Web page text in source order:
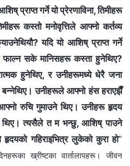
प्राप्त गर्ने यो प्रेरणाविना, तिमीहरू
कस्तो मनोवृत्तिले आफ्नो कर्तव्य
यदि यो आशिष्‌ प्राप्त गर्ने
फाल्न सके मानिसहरू कस्ता हुनेथिए?
हुनेथिए, र उनीहरूमध्ये धेरै जना
बन्‍नेथिए। उनीहरूले आफ्नो हंस हराएझैँ
आफ्नो रुचि गुमाउने थिए। उनीहरू हृदय
थिए। त्यसैले त म भन्छु, आशिष्‌ पाउने
गहिराइभित्र लुकेको कुरा हो”
ख्रीष्टका वार्तालापहरू। जीवन